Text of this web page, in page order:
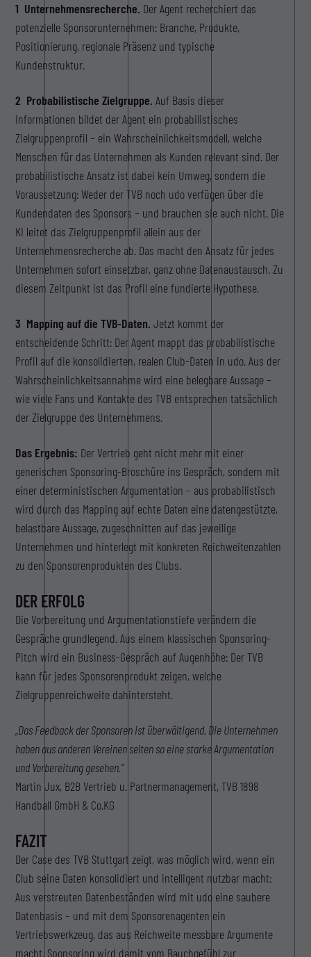
1 Unternehmensrecherche. Der Agent recherchiert das
potenzielle Sponsorunternehmen: Branche, Produkte,
Positionierung, regionale Präsenz und typische
Kundenstruktur.
2 Probabilistische Zielgruppe. Auf Basis dieser
Informationen bildet der Agent ein probabilistisches
Zielgruppenprofil – ein Wahrscheinlichkeitsmodell, welche
Menschen für das Unternehmen als Kunden relevant sind. Der
probabilistische Ansatz ist dabei kein Umweg, sondern die
Voraussetzung: Weder der TVB noch udo verfügen über die
Kundendaten des Sponsors – und brauchen sie auch nicht. Die
KI leitet das Zielgruppenprofil allein aus der
Unternehmensrecherche ab. Das macht den Ansatz für jedes
Unternehmen sofort einsetzbar, ganz ohne Datenaustausch. Zu
diesem Zeitpunkt ist das Profil eine fundierte Hypothese.
3 Mapping auf die TVB-Daten. Jetzt kommt der
entscheidende Schritt: Der Agent mappt das probabilistische
Profil auf die konsolidierten, realen Club-Daten in udo. Aus der
Wahrscheinlichkeitsannahme wird eine belegbare Aussage –
wie viele Fans und Kontakte des TVB entsprechen tatsächlich
der Zielgruppe des Unternehmens.
Das Ergebnis: Der Vertrieb geht nicht mehr mit einer
generischen Sponsoring-Broschüre ins Gespräch, sondern mit
einer deterministischen Argumentation – aus probabilistisch
wird durch das Mapping auf echte Daten eine datengestützte,
belastbare Aussage, zugeschnitten auf das jeweilige
Unternehmen und hinterlegt mit konkreten Reichweitenzahlen
zu den Sponsorenprodukten des Clubs.
DER ERFOLG
Die Vorbereitung und Argumentationstiefe verändern die
Gespräche grundlegend. Aus einem klassischen Sponsoring-
Pitch wird ein Business-Gespräch auf Augenhöhe: Der TVB
kann für jedes Sponsorenprodukt zeigen, welche
Zielgruppenreichweite dahintersteht.
„Das Feedback der Sponsoren ist überwältigend. Die Unternehmen
haben aus anderen Vereinen selten so eine starke Argumentation
und Vorbereitung gesehen.“
Martin Jux, B2B Vertrieb u. Partnermanagement, TVB 1898
Handball GmbH & Co.KG
FAZIT
Der Case des TVB Stuttgart zeigt, was möglich wird, wenn ein
Club seine Daten konsolidiert und intelligent nutzbar macht:
Aus verstreuten Datenbeständen wird mit udo eine saubere
Datenbasis – und mit dem Sponsorenagenten ein
Vertriebswerkzeug, das aus Reichweite messbare Argumente
macht. Sponsoring wird damit vom Bauchgefühl zur